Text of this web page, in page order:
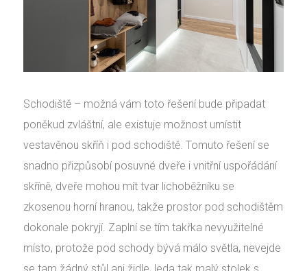
Schodiště – možná vám toto řešení bude připadat
poněkud zvláštní, ale existuje možnost umístit
vestavěnou skříň i pod schodiště. Tomuto řešení se
snadno přizpůsobí posuvné dveře i vnitřní uspořádání
skříně, dveře mohou mít tvar lichoběžníku se
zkosenou horní hranou, takže prostor pod schodištěm
dokonale pokryjí. Zaplní se tím takřka nevyužitelné
místo, protože pod schody bývá málo světla, nevejde